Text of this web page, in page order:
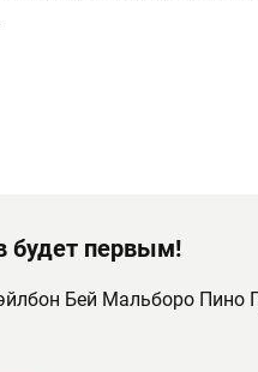
будет первым!
Бей Мальборо